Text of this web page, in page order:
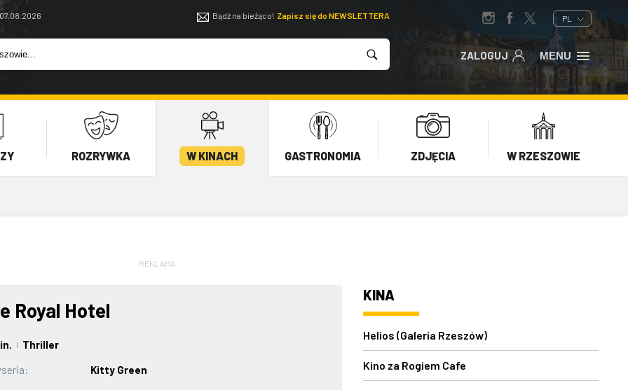
Bądź na bieżąco! Zapisz się do NEWSLETTERA PL
ZALOGUJ MENU
ROZRYWKA W KINACH GASTRONOMIA ZDJĘCIA W RZESZOWIE
REKLAMA
Royal Hotel
|
Thriller
Kitty Green
KINA
Helios (Galeria Rzeszów)
Kino za Rogiem Cafe